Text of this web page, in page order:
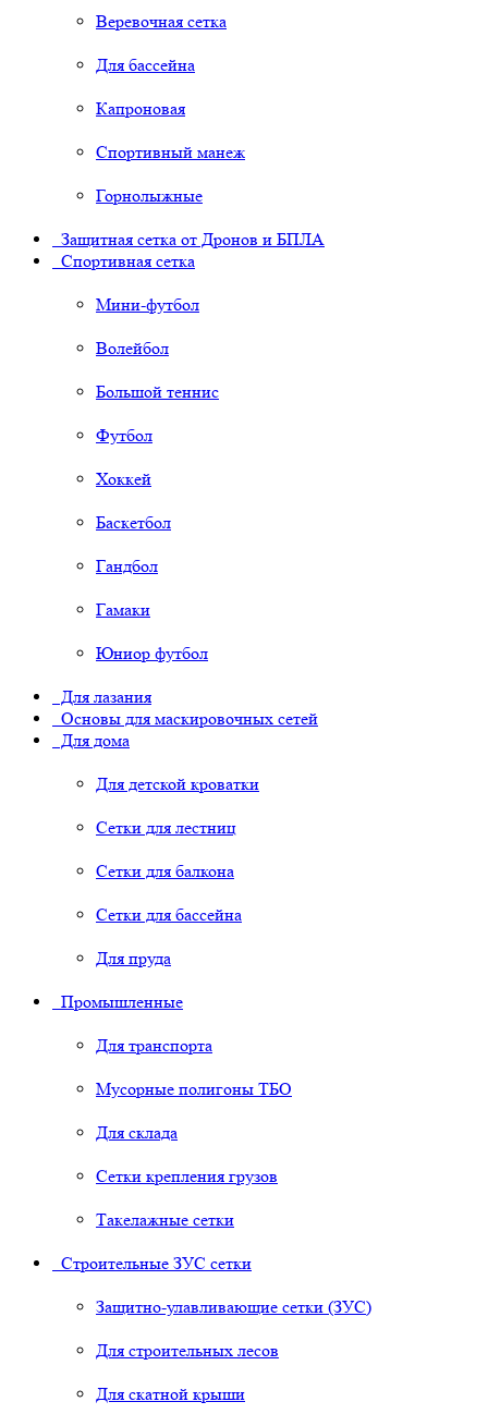
Веревочная сетка
Для бассейна
Капроновая
Спортивный манеж
Горнолыжные
Защитная сетка от Дронов и БПЛА
Спортивная сетка
Мини-футбол
Волейбол
Большой теннис
Футбол
Хоккей
Баскетбол
Гандбол
Гамаки
Юниор футбол
Для лазания
Основы для маскировочных сетей
Для дома
Для детской кроватки
Сетки для лестниц
Сетки для балкона
Сетки для бассейна
Для пруда
Промышленные
Для транспорта
Мусорные полигоны ТБО
Для склада
Сетки крепления грузов
Такелажные сетки
Строительные ЗУС сетки
Защитно-улавливающие сетки (ЗУС)
Для строительных лесов
Для скатной крыши